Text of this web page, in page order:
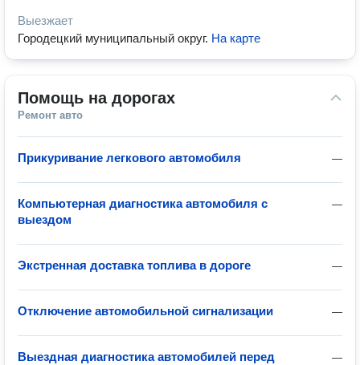
Выезжает
Городецкий муниципальный округ. На карте
Помощь на дорогах
Ремонт авто
—
Прикуривание легкового автомобиля
—
Компьютерная диагностика автомобиля с
выездом
—
Экстренная доставка топлива в дороге
—
Отключение автомобильной сигнализации
—
Выездная диагностика автомобилей перед